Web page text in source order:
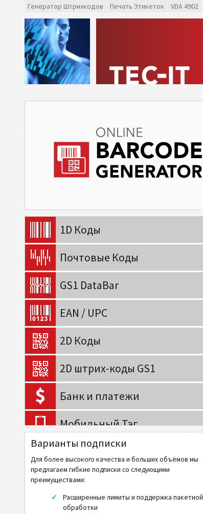
Генератор Штрихкодов Печать Этикеток VDA 4902
1D Коды
Почтовые Коды
GS1 DataBar
EAN / UPC
2D Коды
2D штрих-коды GS1
Банк и платежи
Мобильный Тэг
Коды Здравоохранения
Code32
HIBC LIC 128
Варианты подписки
Для более высокого качества и больших объёмов мы
предлагаем гибкие подписки со следующими
преимуществами:
Расширенные лимиты и поддержка пакетной
обработки